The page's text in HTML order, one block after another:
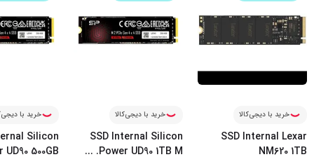
خرید با دیجی‌کالا
SSD Internal Lexar
NM620 1TB
خرید با دیجی‌کالا
SSD Internal Silicon
Power UD90 1TB M.
...
خرید با
Silicon
500GB